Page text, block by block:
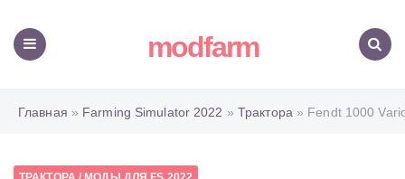
modfarm
Главная » Farming Simulator 2022 » Трактора » Fendt 1000